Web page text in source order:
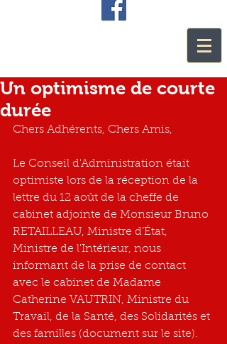
Un optimisme de courte
durée
Chers Adhérents, Chers Amis,
Le Conseil d'Administration était
optimiste lors de la réception de la
lettre du 12 août de la cheffe de
cabinet adjointe de Monsieur Bruno
RETAILLEAU, Ministre d’État,
Ministre de l'Intérieur, nous
informant de la prise de contact
avec le cabinet de Madame
Catherine VAUTRIN, Ministre du
Travail, de la Santé, des Solidarités et
des familles (document sur le site).